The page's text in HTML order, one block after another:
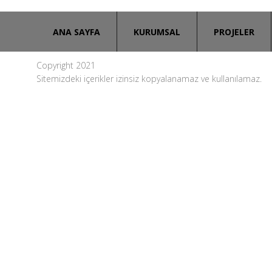
ANA SAYFA KURUMSAL PROJELER
Copyright 2021
Sitemizdeki içerikler izinsiz kopyalanamaz ve kullanılamaz.